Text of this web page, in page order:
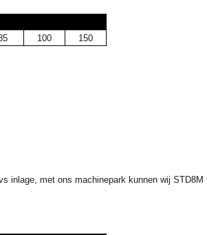
100 150
inlage, met ons machinepark kunnen wij STD8M